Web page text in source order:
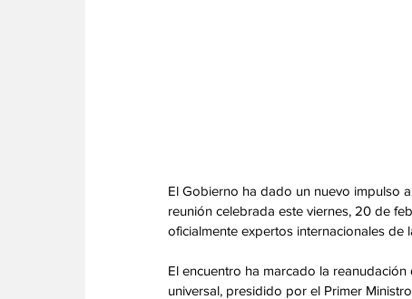
El Gobierno ha dado un nuevo impulso
reunión celebrada este viernes, 20 de
oficialmente expertos internacionales de
El encuentro ha marcado la
universal, presidido por el Primer